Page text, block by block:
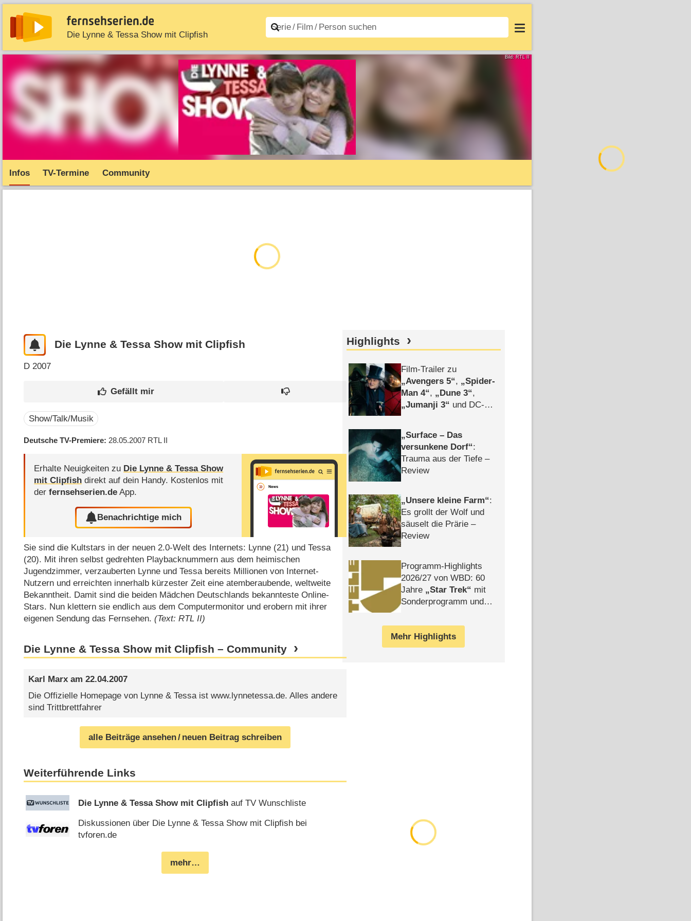
Die Lynne & Tessa Show mit Clipfish
News Entdecken Streaming TV-Starts Serien A–Z Filme A–Z Login
Bild: RTL II
Infos TV-Termine Community
Die Lynne & Tessa Show mit Clipfish
D 2007
Show/Talk/Musik
Deutsche TV-Premiere 28.05.2007 RTL II
Erhalte Neuigkeiten zu Die Lynne & Tessa Show
mit Clipfish direkt auf dein Handy. Kostenlos mit
derfernsehserien.de App.
Benachrichtige mich
Sie sind die Kultstars in der neuen 2.0-Welt des Internets: Lynne (21) und Tessa
(20). Mit ihren selbst gedrehten Playbacknummern aus dem heimischen
Jugendzimmer, verzauberten Lynne und Tessa bereits Millionen von Internet-
Nutzern und erreichten innerhalb kürzester Zeit eine atemberaubende, weltweite
Bekanntheit. Damit sind die beiden Mädchen Deutschlands bekannteste Online-
Stars. Nun klettern sie endlich aus dem Computermonitor und erobern mit ihrer
eigenen Sendung das Fernsehen.(Text: RTL II)
Die Lynne & Tessa Show mit Clipfish – Community
Karl Marxam 22.04.2007
Die Offizielle Homepage von Lynne & Tessa ist www.lynnetessa.de. Alles andere
sind Trittbrettfahrer
alle Beiträge ansehen/ neuen Beitrag schreiben
Weiterführende Links
Die Lynne & Tessa Show mit Clipfish auf TV Wunschliste
Diskussionen über Die Lynne & Tessa Show mit Clipfish bei
tvforen.de
mehr…
Highlights
Film-Trailer zu
Avengers 5 ,
Spider-
Man 4 , Dune 3 ,
Jumanji 3
und DC-
Surface – Das
versunkene Dorf :
Trauma aus der Tiefe –
Review
Unsere kleine Farm :
Es grollt der Wolf und
säuselt die Prärie –
Review
Programm-Highlights
2026/​27 von WBD: 60
Jahre
Star Trek
mit
Sonderprogramm und
Mehr Highlights